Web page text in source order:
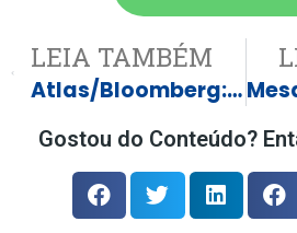
LEIA TAMBÉM
Atlas/Bloomberg: 51,5% desaprovam desempenho de Lula na Presidência; 46,6% aprovam
Gostou do Conteúdo?